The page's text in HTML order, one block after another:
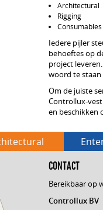
Architectural
Rigging
Consumables
Iedere pijler
behoeftes op
project
woord te
Om de juiste
Controllux-
en beschikken
CONTACT
Bereikbaar op
Controllux BV